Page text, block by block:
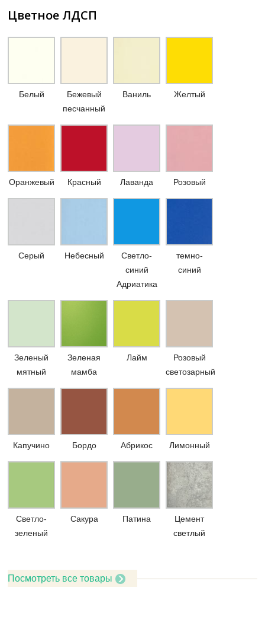
Цветное ЛДСП
Белый
Бежевый
песчанный
Ваниль Желтый
Оранжевый Красный Лаванда Розовый
Серый Небесный
Светло-
синий
Адриатика
темно-
синий
Зеленый
мятный
Зеленая
мамба
Лайм
Розовый
светозарный
Капучино Бордо Абрикос Лимонный
Светло-
зеленый
Сакура Патина
Цемент
светлый
Посмотреть все товары